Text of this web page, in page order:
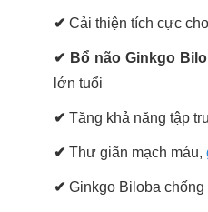
✔ Cải thiện tích cực
✔ Bổ nãoGinkgo
lớn tuổi
✔ Tăng khả năng tập
✔ Thư giãn mạch máu,
✔ Ginkgo Biloba